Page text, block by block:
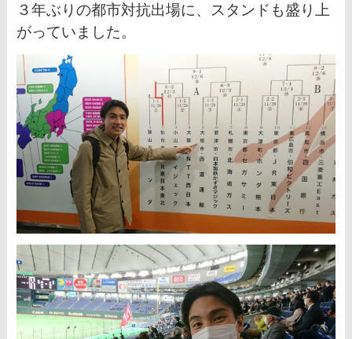
３年ぶりの都市対抗出場に、スタンドも盛り上
がっていました。